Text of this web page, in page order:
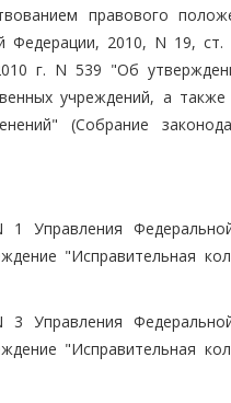
правового
Федерации, 2010, N 19,
г. N 539 "Об
учреждений, а
(Собрание
Управления
"Исправительная
Управления
"Исправительная